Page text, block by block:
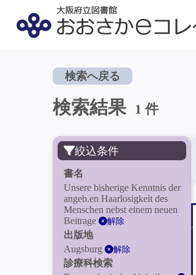
検索へ戻る
検索結果 1 件
絞込条件
書名
Unsere bisherige Kenntnis der
angeb.en Haarlosigkeit des
Menschen nebst einem neuen
Beitrage
解除
出版地
Augsburg
解除
診療科検索